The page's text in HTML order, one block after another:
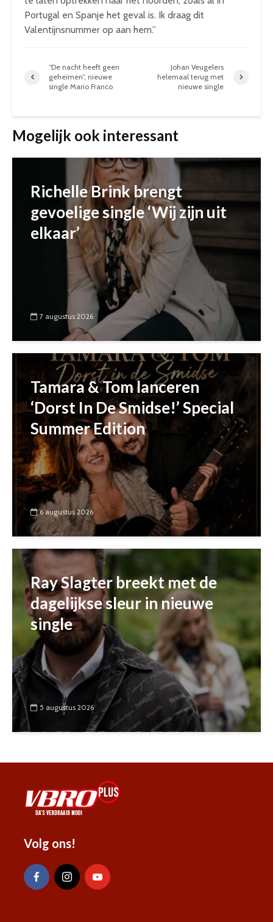
Portugal en Spanje het geval is. Ik draag dit
Valentijnsnummer op aan hem.”
“De nacht heeft geen
geheimen”, nieuwe
single Mario Franco
Johan Veugelers
helemaal terug met
nieuwe single
Mogelijk ook interessant
Richelle Brink brengt
gevoelige single ‘Wij zijn uit
elkaar’
7 augustus 2026
Tamara & Tom lanceren
‘Dorst In De Smidse!’ Special
Summer Edition
6 augustus 2026
Ray Slagter breekt met de
dagelijkse sleur in nieuwe
single
5 augustus 2026
Volg ons!